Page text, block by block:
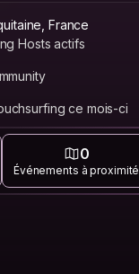
France
Hosts actifs
ce mois-ci
0
Événements à proximité